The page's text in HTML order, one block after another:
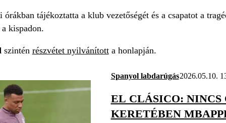
órákban tájékoztatta a klub vezetőségét és a csapatot a
kispadon.
szintén részvétet nyilvánította honlapján.
Spanyol labdarúgás2026.05.10.
EL CLÁSICO:
KERETÉBEN